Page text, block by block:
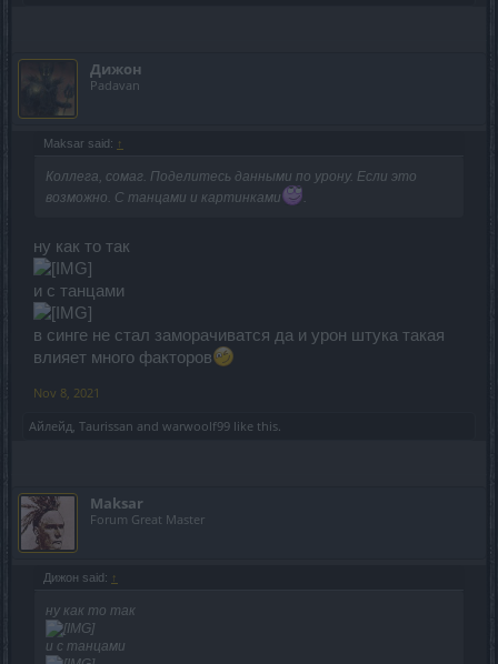
Дижон
Padavan
Maksar said: ↑
Коллега, сомаг. Поделитесь данными по урону. Если это
возможно. С танцами и картинками
.
ну как то так
и с танцами
в синге не стал заморачиватся да и урон штука такая
влияет много факторов
Nov 8, 2021
Айлейд Taurissan and warwoolf99 like this.
Maksar
Forum Great Master
Дижон said: ↑
ну как то так
и с танцами